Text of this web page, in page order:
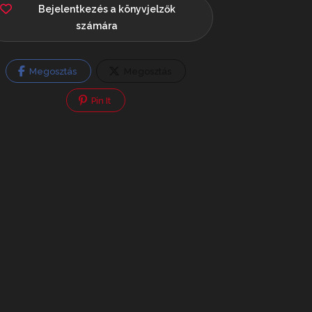
Bejelentkezés a könyvjelzők
számára
Megosztás
Pin It